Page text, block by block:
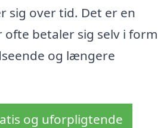
sig over tid. Det er en
betaler sig selv i form
og længere
og uforpligtende